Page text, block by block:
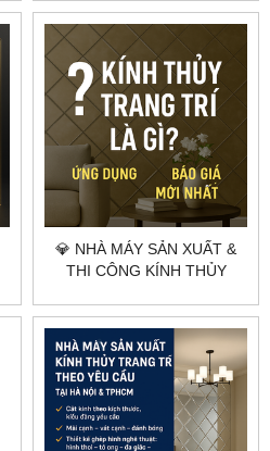
KHÔNG GIAN SỐNG ✨💎
💎 NHÀ MÁY SẢN XUẤT &
THI CÔNG KÍNH THỦY
TẠI HÀ NỘI & TPHCM –
CITYBUILDING